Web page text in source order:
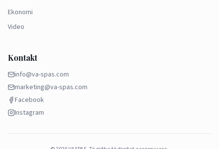
Ekonomi
Video
Kontakt
info@va-spas.com
marketing@va-spas.com
Facebook
Instagram